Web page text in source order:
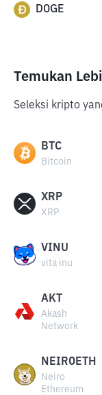
DOGE
Temukan
Seleksi kripto
BTC
Bitcoin
XRP
XRP
VINU
vita inu
AKT
Akash
Network
NEIROETH
Neiro
Ethereum